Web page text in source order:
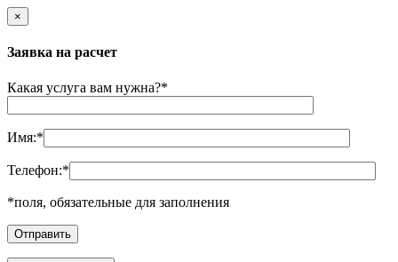
×
Заявка на расчет
Какая услуга вам нужна?*
Имя:*
Телефон:*
*поля, обязательные для заполнения